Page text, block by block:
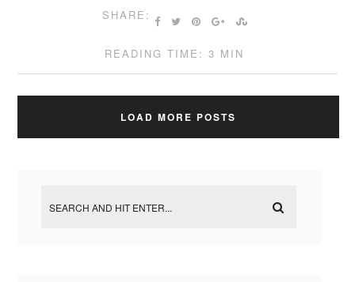
SHARE:
READING TIME: 3 MIN
LOAD MORE POSTS